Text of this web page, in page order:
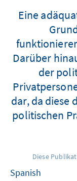
Eine
Darüber
der
dar, da diese
politischen
Diese